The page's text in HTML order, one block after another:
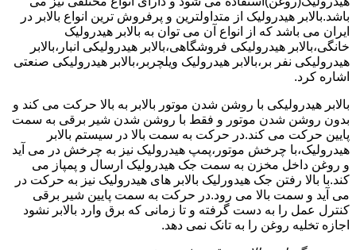
باشد.بالابر هیدرولیک از متداولترین و پرفروش ترین انواع بالابر در
ایران می باشد که از انواع آن می توان به بالابر هیدرولیک
خانگی،بالابر هیدرولیکی فروشگاهی،بالابر هیدرولیکی انبار،بالابر
هیدرولیکی نفر بر،بالابر هیدرولیک ویلچربر،بالابر هیدرولیکی صنعتی
اشاره کرد.
بالابر هیدرولیکی با روشن شدن موتور بالابر به بالا حرکت می کند و
بدون روشن شدن موتور و فقط با روشن شدن شیر برقی به سمت
پایین حرکت می کند.در حرکت به سمت بالا در سیستم بالابر
هیدرولیک،با چرخش موتور،پمپ هیدرولیک نیز به چرخش در می آید
و روغن داخل مخزن به سمت جک هیدرولیک ارسال و پمپاز می
کند.با بالا رفتن جک هیدورلیک بالابر های هیدرولیک نیز به حرکت در
می آید و سمت بالا می رود.در حرکت به سمت پایین شیر برقی
کنترل عمل را به دست گرفته و تا زمانی که برق وارد بالابر نشود
اجازه تخلیه روغن را به تانک نمی دهد.